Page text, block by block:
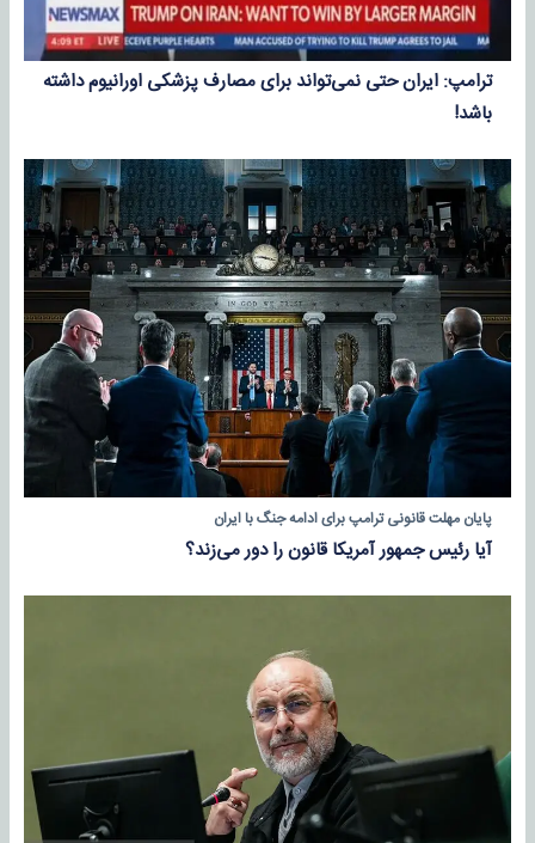
ترامپ: ایران حتی نمی‌تواند برای مصارف پزشکی اورانیوم داشته
باشد!
پایان مهلت قانونی ترامپ برای ادامه جنگ با ایران
آیا رئیس جمهور آمریکا قانون را دور می‌زند؟